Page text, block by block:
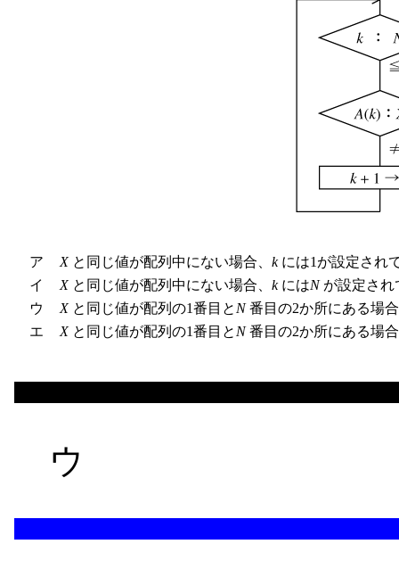
ア Xと同じ値が配列中にない場合、 kには1が設定され
イ
Xと同じ値が配列中にない場合、 kにはNが設定され
ウ
Xと同じ値が配列の1番目と N番目の2か所にある場
エ
Xと同じ値が配列の1番目と N番目の2か所にある場
ウ